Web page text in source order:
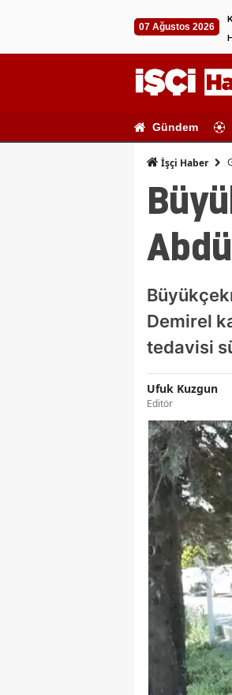
07 Ağustos 2026
Gündem
İşçi Haber
Demirel
tedavisi
Ufuk Kuzgun
Editör